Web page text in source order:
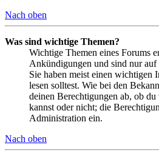
Nach oben
Was sind wichtige Themen?
Wichtige Themen eines Forums
Ankündigungen und sind nur auf
Sie haben meist einen wichtigen
lesen solltest. Wie bei den
deinen Berechtigungen ab, ob
kannst oder nicht; die
Administration ein.
Nach oben